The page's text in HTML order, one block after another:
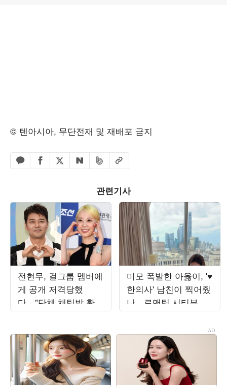
© 텐아시아, 무단전재 및 재배포 금지
카카오톡 공유하기
페이스북 공유하기
엑스 공유하기
네이버 공유하기
밴드 공유하기
URL복사
관련기사
전현무, 걸그룹 멤버에
게 공개 저격당했
다…"단체 채팅방 확인
안 해, 1이 사라지지 않
미모 폭발한 아옳이, '♥
한의사' 남친이 찍어줬
나…로맨틱 시티뷰와
함께한 '럽스타'